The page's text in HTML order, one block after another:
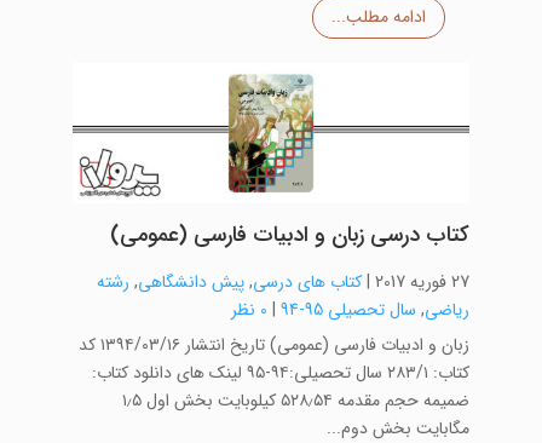
ادامه مطلب...
کتاب درسی زبان و ادبیات فارسی (عمومی)
27 فوریه 2017 |کتاب های درسی,پیش دانشگاهی, رشته
ریاضی, سال تحصیلی 95-94 | 0 نظر
زبان و ادبیات فارسی (عمومی) تاریخ انتشار ۱۳۹۴/۰۳/۱۶ کد
کتاب: ۲۸۳/۱ سال تحصیلی:۹۴-۹۵ لینک های دانلود کتاب:
ضمیمه حجم مقدمه ۵۲۸٫۵۴ کیلوبایت بخش اول ۱٫۵
مگابایت بخش دوم...